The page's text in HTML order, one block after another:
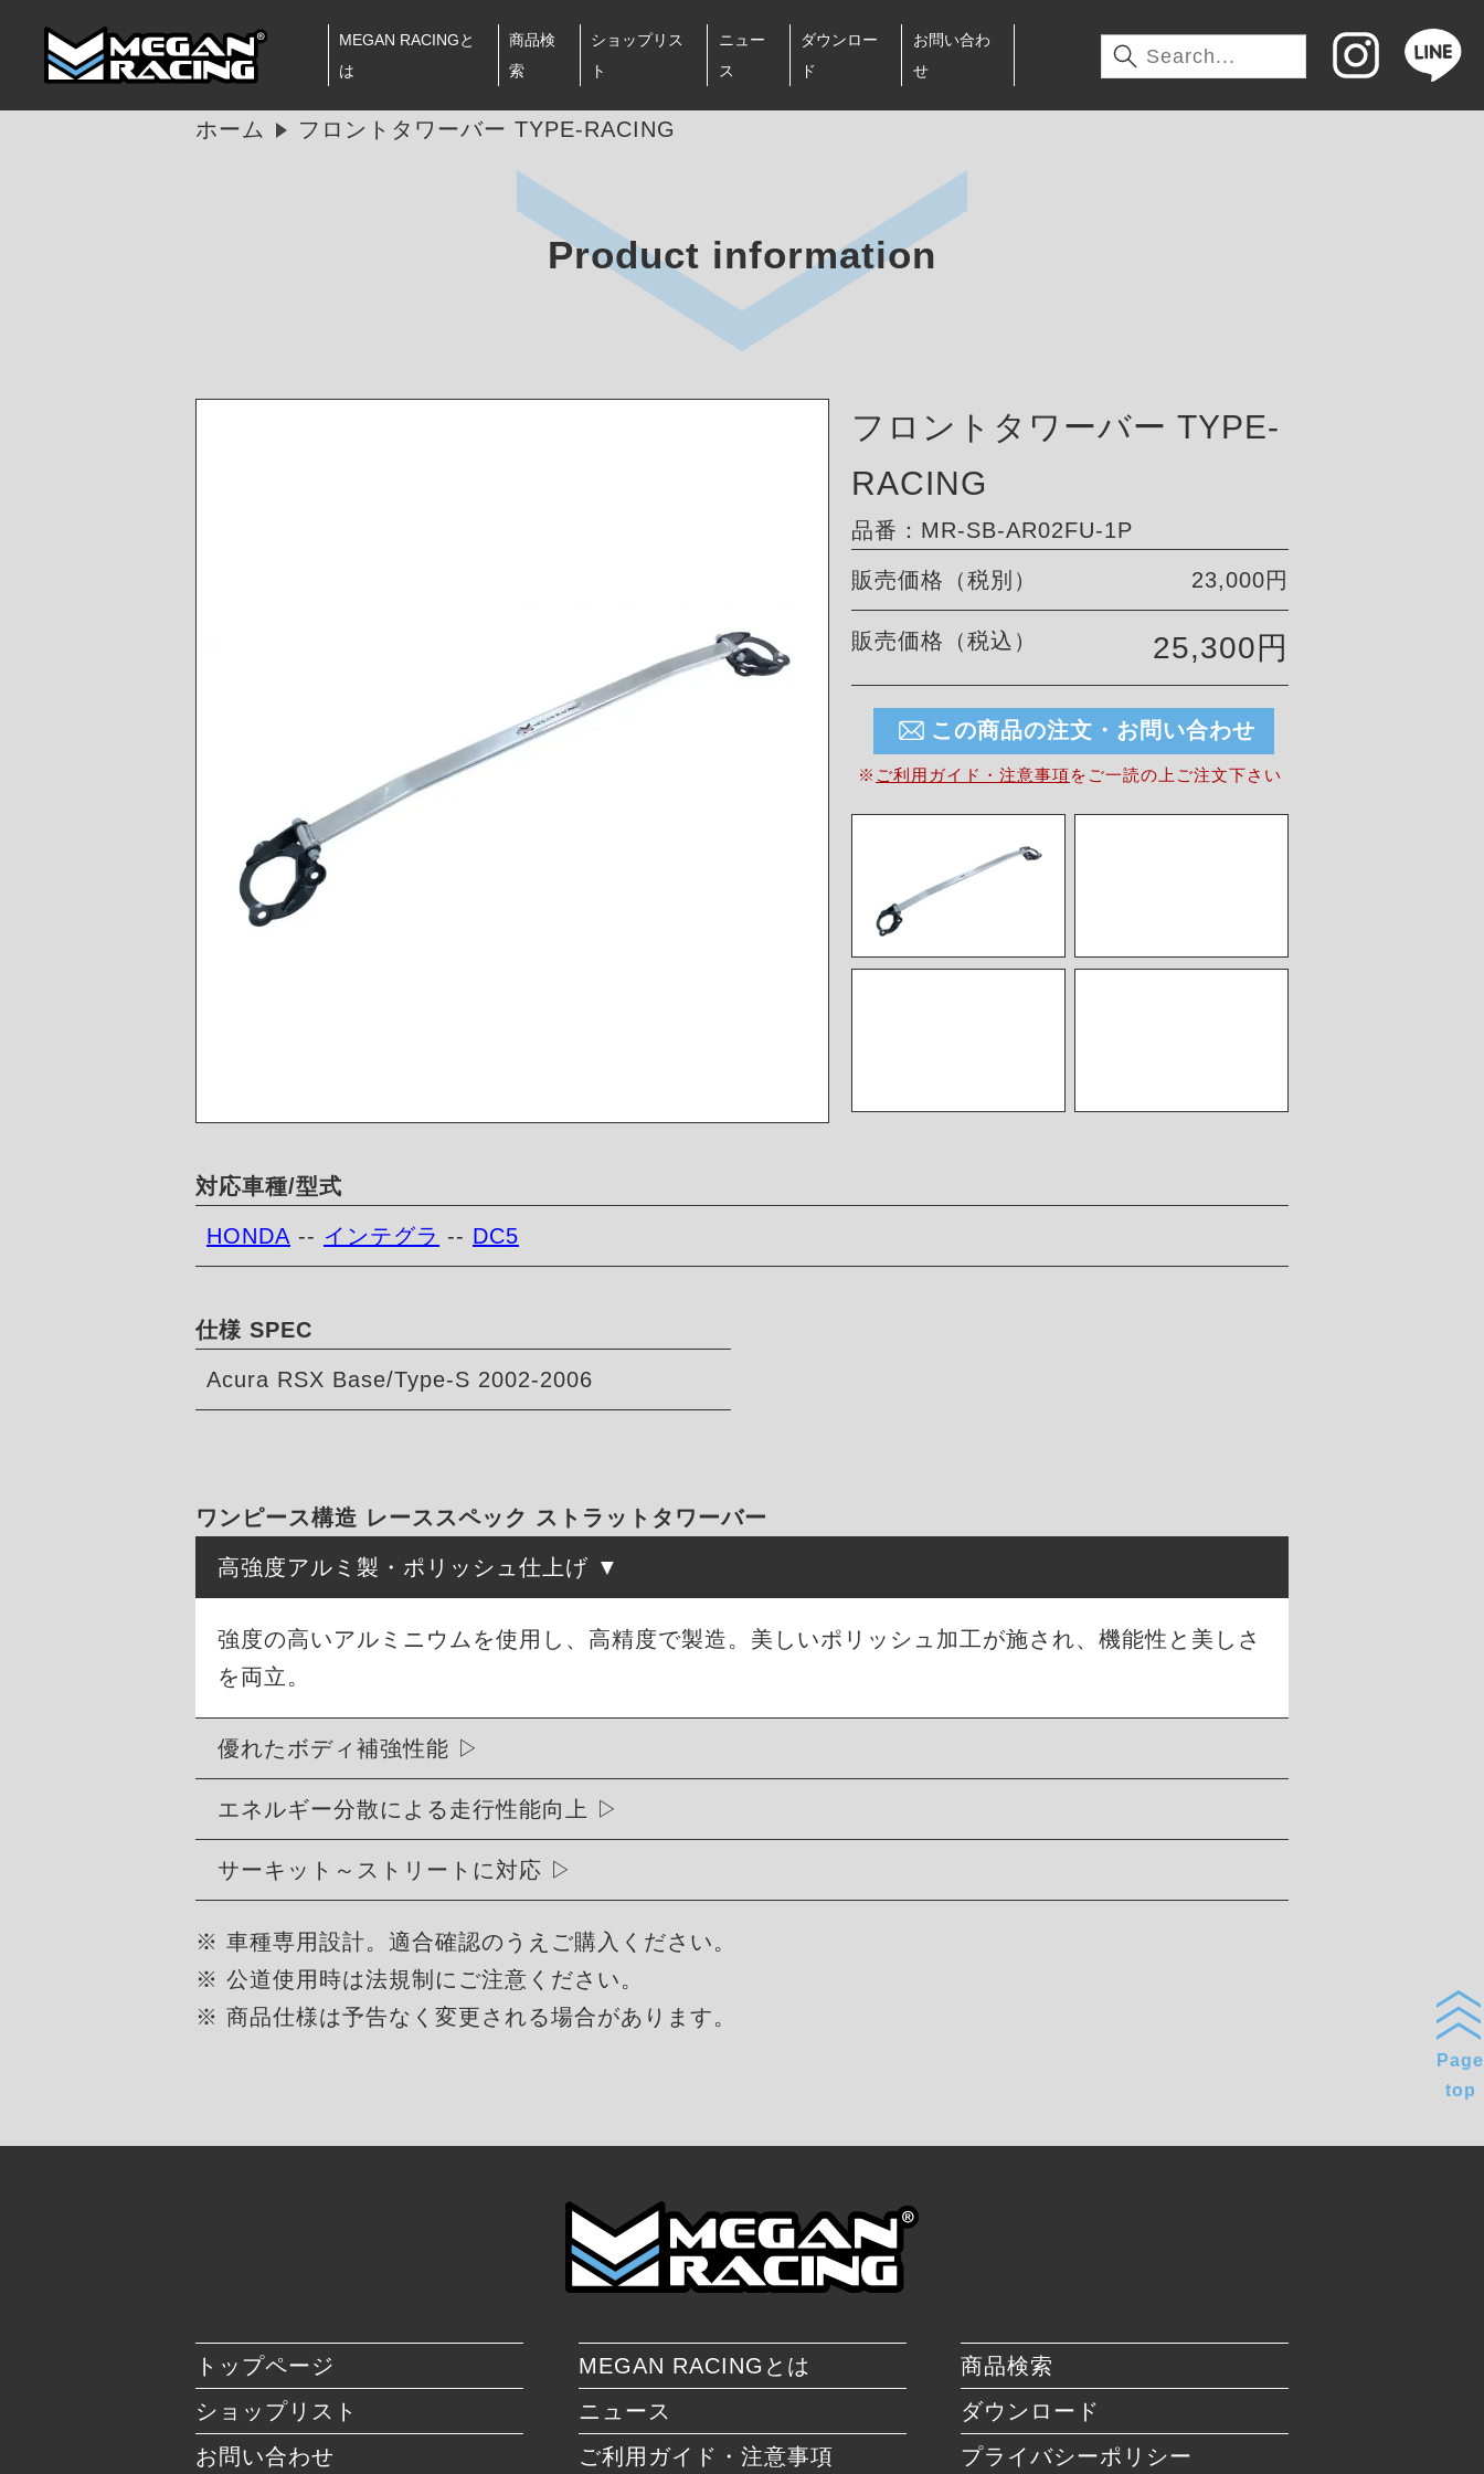
MEGAN RACINGと
は
商品検
索
ショップリス
ト
ニュー
ス
ダウンロー
ド
お問い合わ
せ
ホーム フロントタワーバー TYPE-RACING
Product information
フロントタワーバー TYPE-
RACING
品番：MR-SB-AR02FU-1P
販売価格（税別） 23,000円
販売価格（税込） 25,300円
この商品の注文・お問い合わせ
※ ご利用ガイド・注意事項を ご一読の上ご注文下さい
対応車種/型式
HONDA -- インテグラ -- DC5
仕様 SPEC
Acura RSX Base/Type-S 2002-2006
ワンピース構造 レーススペック ストラットタワーバー
高強度アルミ製・ポリッシュ仕上げ
強度の高いアルミニウムを使用し、高精度で製造。美しいポリッシュ加工が施され、機能性と美しさ
を両立。
優れたボディ補強性能
エネルギー分散による走行性能向上
サーキット～ストリートに対応
※ 車種専用設計。適合確認のうえご購入ください。
※ 公道使用時は法規制にご注意ください。
※ 商品仕様は予告なく変更される場合があります。
トップページ MEGAN RACINGとは
商品検索
ショップリスト
ニュース
ダウンロード
お問い合わせ
ご利用ガイド・注意事項 プライバシーポリシー
Page
top